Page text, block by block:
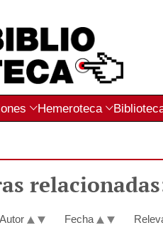
Hemeroteca
Autor Fecha